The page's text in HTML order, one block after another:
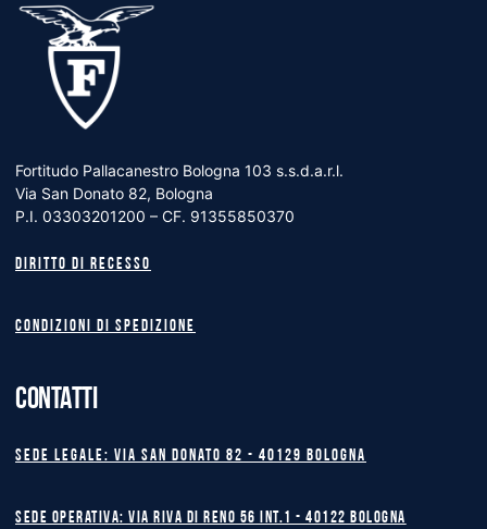
Fortitudo Pallacanestro Bologna 103 s.s.d.a.r.l.
Via San Donato 82, Bologna
P.I. 03303201200 – CF. 91355850370
Diritto di recesso
Condizioni di spedizione
CONTATTI
Sede legale: Via San Donato 82 - 40129 BOLOGNA
Sede operativa: Via Riva di Reno 56 int.1 - 40122 BOLOGNA